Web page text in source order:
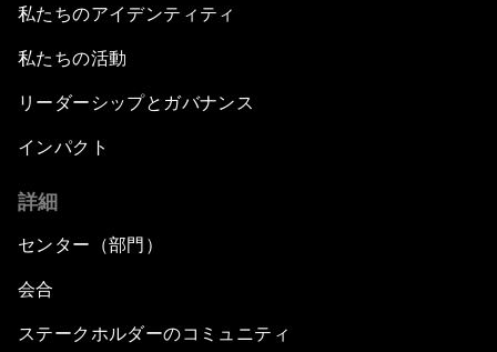
私たちのアイデンティティ
私たちの活動
リーダーシップとガバナンス
インパクト
詳細
センター（部門）
会合
ステークホルダーのコミュニティ